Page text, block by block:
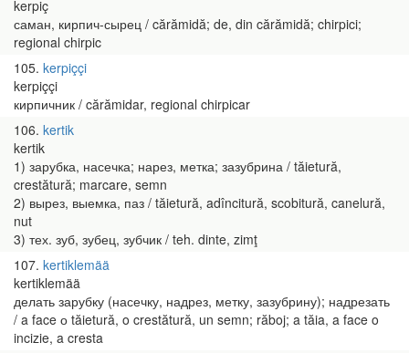
kerpiç
саман, кирпич-сырец / cărămidă; de, din cărămidă; chirpici;
regional chirpic
105 kerpiççi
kerpiççi
кирпичник / cărămidar, regional chirpicar
106 kertik
kertik
1) зарубка, насечка; нарез, метка; зазубрина / tăietură,
crestătură; marcare, semn
2) вырез, выемка, паз / tăietură, adîncitură, scobitură, canelură,
nut
3) тех. зуб, зубец, зубчик / teh. dinte, zimţ
107 kertiklemää
kertiklemää
делать зарубку (насечку, надрез, метку, зазубрину); надрезать
/ a face о tăietură, o crestătură, un semn; răboj; a tăia, a face o
incizie, a cresta